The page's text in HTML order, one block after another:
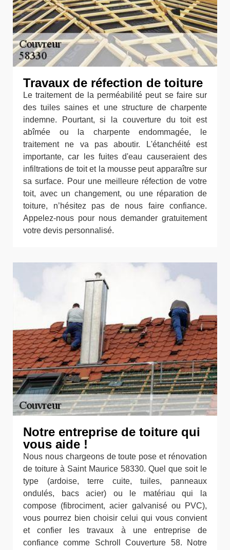
Travaux de réfection de toiture
Le traitement de la perméabilité peut se faire sur
des tuiles saines et une structure de charpente
indemne. Pourtant, si la couverture du toit est
abîmée ou la charpente endommagée, le
traitement ne va pas aboutir. L'étanchéité est
importante, car les fuites d'eau causeraient des
infiltrations de toit et la mousse peut apparaître sur
sa surface. Pour une meilleure réfection de votre
toit, avec un changement, ou une réparation de
toiture, n’hésitez pas de nous faire confiance.
Appelez-nous pour nous demander gratuitement
votre devis personnalisé.
Notre entreprise de toiture qui
vous aide !
Nous nous chargeons de toute pose et rénovation
de toiture à Saint Maurice 58330. Quel que soit le
type (ardoise, terre cuite, tuiles, panneaux
ondulés, bacs acier) ou le matériau qui la
compose (fibrociment, acier galvanisé ou PVC),
vous pourrez bien choisir celui qui vous convient
et confier les travaux à une entreprise de
confiance comme Schroll Couverture 58. Notre